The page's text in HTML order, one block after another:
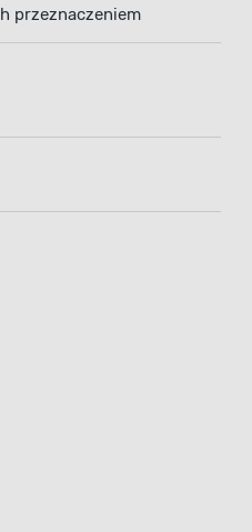
przeznaczeniem